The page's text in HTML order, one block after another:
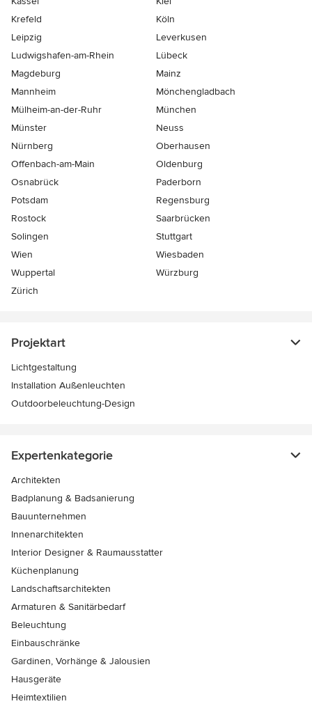
Krefeld
Köln
Leipzig
Leverkusen
Ludwigshafen-am-Rhein
Lübeck
Magdeburg
Mainz
Mannheim
Mönchen­gladbach
Mülheim-an-der-Ruhr
München
Münster
Neuss
Nürnberg
Oberhausen
Offenbach-am-Main
Oldenburg
Osnabrück
Paderborn
Potsdam
Regensburg
Rostock
Saarbrücken
Solingen
Stuttgart
Wien
Wiesbaden
Wuppertal
Würzburg
Zürich
Projektart
Lichtgestaltung
Installation Außenleuchten
Outdoorbeleuchtung-Design
Expertenkategorie
Architekten
Badplanung & Badsanierung
Bauunternehmen
Innenarchitekten
Interior Designer & Raumausstatter
Küchenplanung
Landschaftsarchitekten
Armaturen & Sanitärbedarf
Beleuchtung
Einbauschränke
Gardinen, Vorhänge & Jalousien
Hausgeräte
Heimtextilien